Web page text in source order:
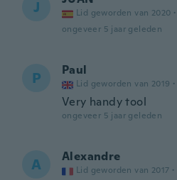
J Lid geworden van 2020 ·
ongeveer 5 jaar geleden
P Paul
Lid geworden van 2019 ·
Very handy tool
ongeveer 5 jaar geleden
A Alexandre
Lid geworden van 2017 ·